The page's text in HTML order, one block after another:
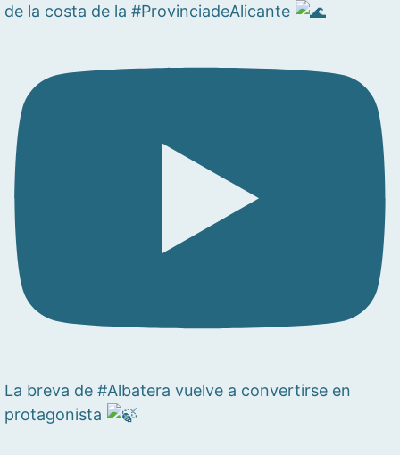
de la costa de la #ProvinciadeAlicante
La breva de #Albatera vuelve a convertirse en
protagonista